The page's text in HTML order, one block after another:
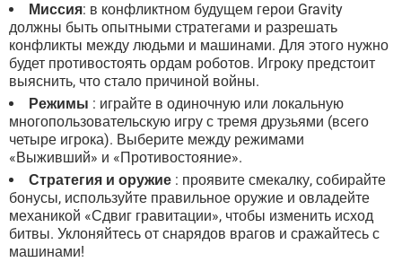
Миссия: в конфликтном будущем герои Gravity
должны быть опытными стратегами и разрешать
конфликты между людьми и машинами. Для этого нужно
будет противостоять ордам роботов. Игроку предстоит
выяснить, что стало причиной войны.
Режимы : играйте в одиночную или локальную
многопользовательскую игру с тремя друзьями (всего
четыре игрока). Выберите между режимами
«Выживший» и «Противостояние».
Стратегия и оружие : проявите смекалку, собирайте
бонусы, используйте правильное оружие и овладейте
механикой «Сдвиг гравитации», чтобы изменить исход
битвы. Уклоняйтесь от снарядов врагов и сражайтесь с
машинами!